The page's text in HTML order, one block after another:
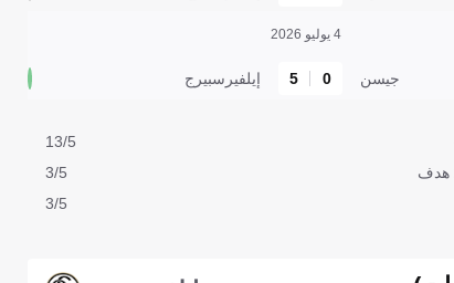
4 يوليو 2026
جيسن 0
5 إيلفيرسبيرج
13/5
3/5
3/5